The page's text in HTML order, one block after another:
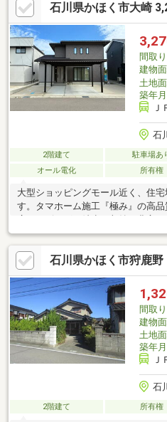
石川県かほく市大崎
間取り
建物
土地
築年月
石
2階建て 駐車場あ
オール電化
所有権
大型ショッピングモール近く、住
す。タマホーム施工『極み』の高品
上は魅力的◎随時内見対応致しま
ます。・売主契約不適合免責・現
石川県かほく市狩鹿野
間取り
建物
土地
築年月
Ｊ
石
2階建て 所有権